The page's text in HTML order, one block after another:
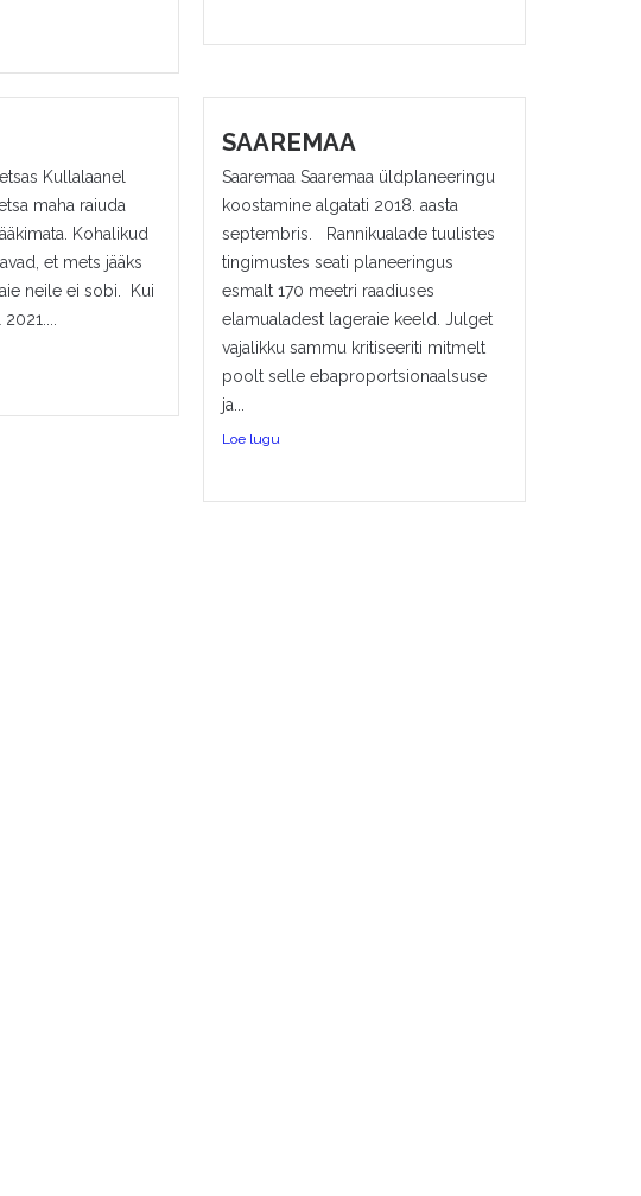
Kullalaanel
maha raiuda
Kohalikud
et mets jääks
neile ei sobi. Kui
SAAREMAA
Saaremaa Saaremaa üldplaneeringu
koostamine algatati 2018. aasta
septembris. Rannikualade tuulistes
tingimustes seati planeeringus
esmalt 170 meetri raadiuses
elamualadest lageraie keeld. Julget
vajalikku sammu kritiseeriti mitmelt
poolt selle ebaproportsionaalsuse
ja...
Loe lugu